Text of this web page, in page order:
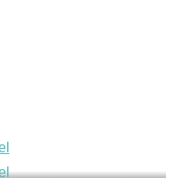
Nelerdir?